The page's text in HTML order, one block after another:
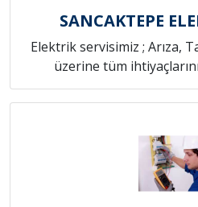
SANCAKTEPE
Elektrik servisimiz ; Arıza,
üzerine tüm